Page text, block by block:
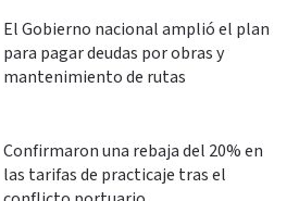
El Gobierno nacional amplió el plan
para pagar deudas por obras y
mantenimiento de rutas
Confirmaron una rebaja del 20% en
las tarifas de practicaje tras el